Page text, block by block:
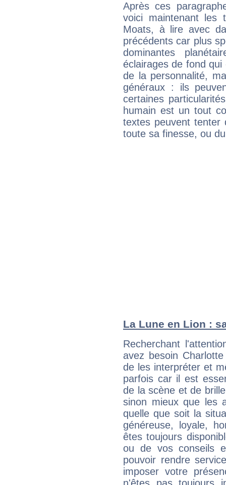
Après ces
voici maintenant les
Moats, à lire avec
précédents car plus
dominantes
éclairages de fond
de la personnalité,
généraux : ils
certaines
humain est un tout
textes peuvent tenter
toute sa finesse, ou
La Lune en Lion :
Recherchant
avez besoin
de les interpréter et
parfois car il est
de la scène et de
sinon mieux que les
quelle que soit la
généreuse, loyale,
êtes toujours
ou de vos conseils
pouvoir rendre
imposer votre